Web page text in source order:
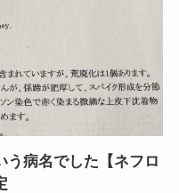
う病名でした【ネフロ